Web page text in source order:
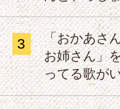
3
「おかあさ
お姉さん」
ってる歌が